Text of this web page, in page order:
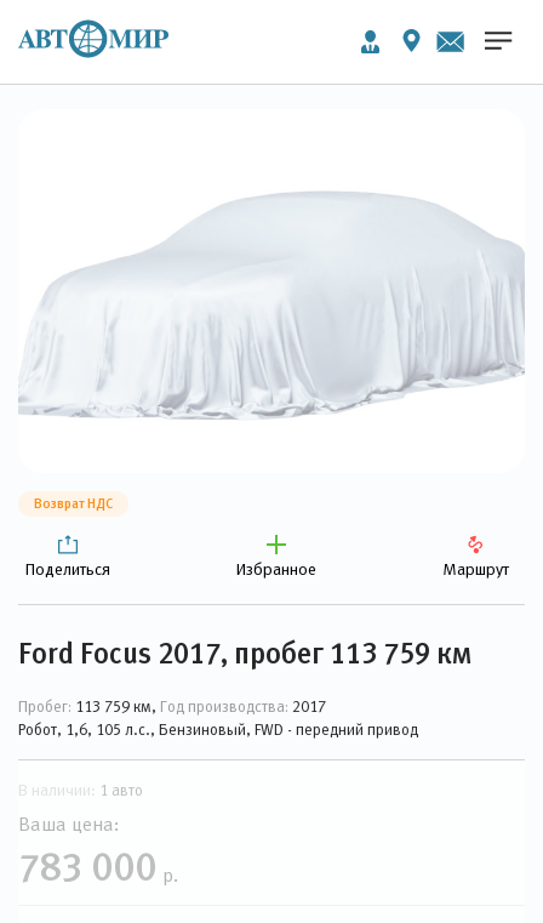
Возврат НДС
Поделиться Избранное Маршрут
Ford Focus 2017, пробег 113 759 км
Пробег: 113 759 км, Год производства: 2017
Робот, 1,6, 105 л.с., Бензиновый, FWD - передний привод
В наличии: 1 авто
Ваша цена:
783 000 р.